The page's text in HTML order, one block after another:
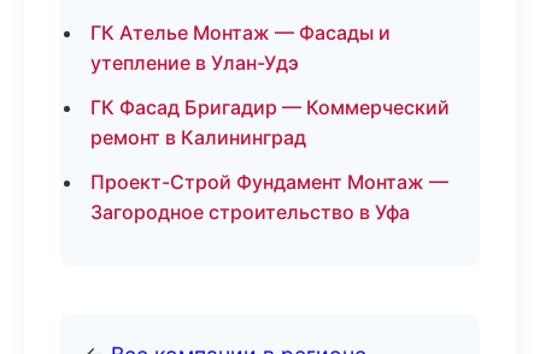
ГК Ателье Монтаж — Фасады и
утепление в Улан-Удэ
ГК Фасад Бригадир — Коммерческий
ремонт в Калининград
Проект-Строй Фундамент Монтаж —
Загородное строительство в Уфа